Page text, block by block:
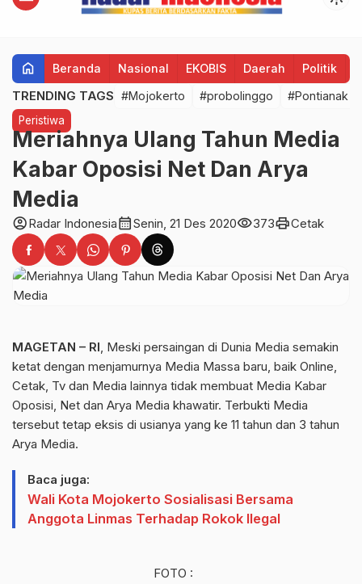
home Beranda Nasional EKOBIS Daerah Politik
TRENDING TAGS #Mojokerto #probolinggo #Pontianak
Peristiwa
Meriahnya Ulang Tahun Media
Kabar Oposisi Net Dan Arya
Media
account_circleRadar Indonesiacalendar_monthSenin, 21 Des 2020visibility373printCetak
MAGETAN – RI, Meski persaingan di Dunia Media semakin
ketat dengan menjamurnya Media Massa baru, baik Online,
Cetak, Tv dan Media lainnya tidak membuat Media Kabar
Oposisi, Net dan Arya Media khawatir. Terbukti Media
tersebut tetap eksis di usianya yang ke 11 tahun dan 3 tahun
Arya Media.
Baca juga:
Wali Kota Mojokerto Sosialisasi Bersama
Anggota Linmas Terhadap Rokok Ilegal
FOTO :